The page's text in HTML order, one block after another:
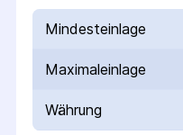
Mindesteinlage
Maximaleinlage
Währung